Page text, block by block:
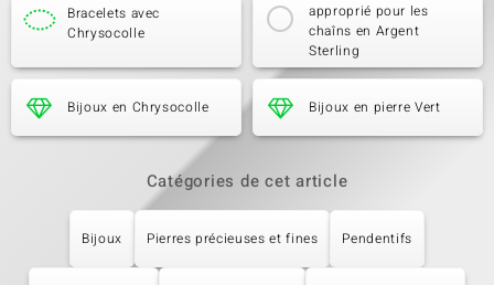
Bracelets avec
Chrysocolle
approprié pour les
chaîns en Argent
Sterling
Bijoux en Chrysocolle Bijoux en pierre Vert
Catégories de cet article
Bijoux Pierres précieuses et fines Pendentifs